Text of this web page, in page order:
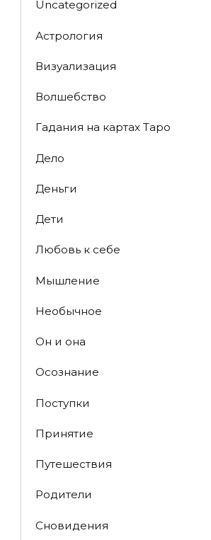
Uncategorized
Астрология
Визуализация
Волшебство
Гадания на картах Таро
Дело
Деньги
Дети
Любовь к себе
Мышление
Необычное
Он и она
Осознание
Поступки
Принятие
Путешествия
Родители
Сновидения